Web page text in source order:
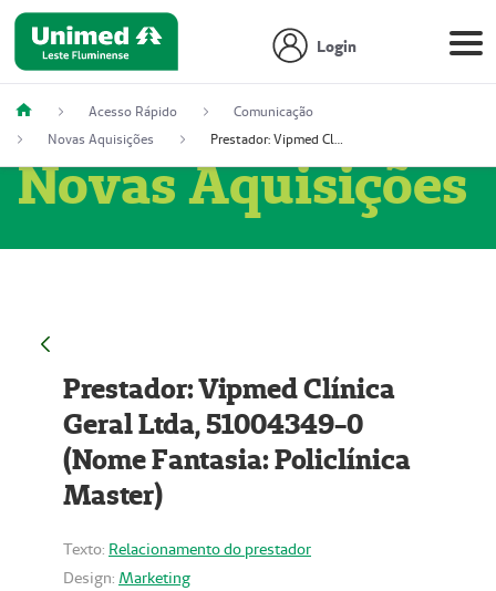
Login
Acesso Rápido
Comunicação
Novas Aquisições
Prestador: Vipmed Clínica Geral Ltda, 51004349-0 (Nome Fantasia: Policlínica Master)
Novas Aquisições
Prestador: Vipmed Clínica
Geral Ltda, 51004349-0
(Nome Fantasia: Policlínica
Master)
Texto: Relacionamento do prestador
Design: Marketing